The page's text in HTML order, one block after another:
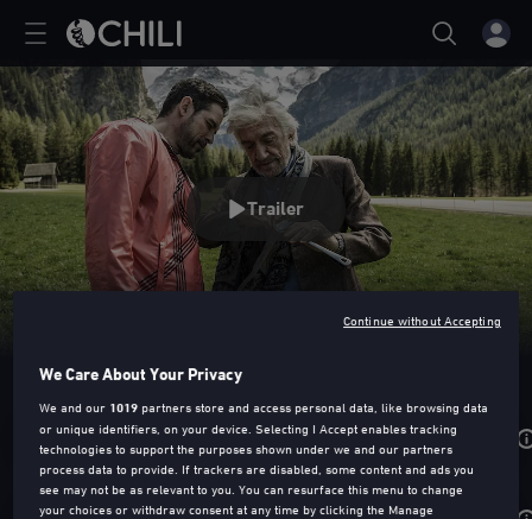
Trailer
IL PREMIO
Noleggia da3,99€
We Care About Your Privacy
We and our 1019 partners store and access personal data, like browsing data
or unique identifiers, on your device. Selecting I Accept enables tracking
technologies to support the purposes shown under we and our partners
process data to provide. If trackers are disabled, some content and ads you
see may not be as relevant to you. You can resurface this menu to change
your choices or withdraw consent at any time by clicking the Manage
Continue without Accepting